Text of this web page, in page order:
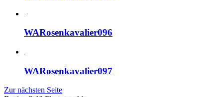
WARosenkavalier096
WARosenkavalier097
Zur nächsten Seite